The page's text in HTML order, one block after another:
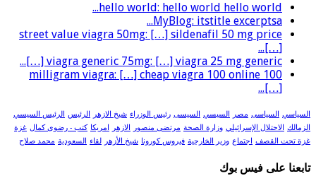
hello world: hello world hello world...
MyBlog: itstitle excerptsa...
street value viagra 50mg: […] sildenafil 50 mg price
[…]...
viagra generic 75mg: […] viagra 25 mg generic […]...
100 milligram viagra: […] cheap viagra 100 online
[…]...
السياسي السياسى مصر السيسي السيسى رئيس الوزراء شيخ الازهر الرئيس الرئيس السيسي
الزمالك الاحتلال الإسرائيلي وزارة الصحة مرتضى منصور الازهر امريكا كتب - رضوى كمال غزة
غزة تحت القصف اجتماع وزير الخارجية فيروس كورونا شيخ الأزهر لقاء السعودية محمد صلاح
تابعنا على فيس بوك